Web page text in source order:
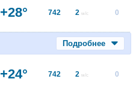
+28° 742 2 м/с 0
Подробнее
+24° 742 2 м/с 0